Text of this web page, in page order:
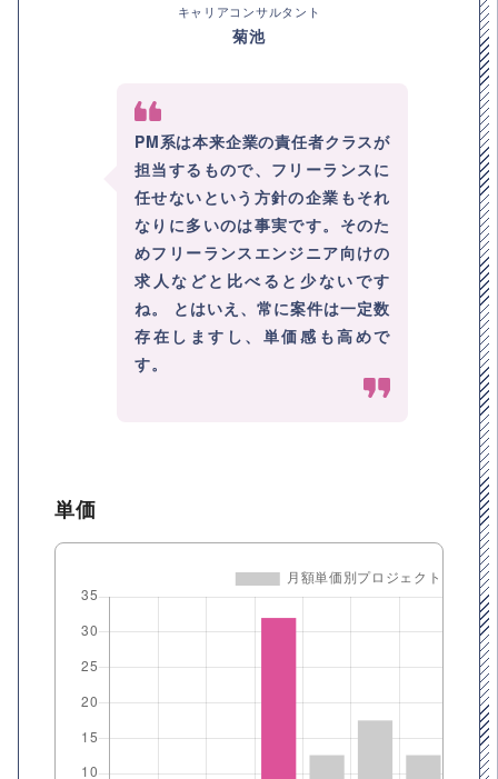
キャリアコンサルタント
菊池
PM系は本来企業の責任者クラスが
担当するもので、フリーランスに
任せないという方針の企業もそれ
なりに多いのは事実です。そのた
めフリーランスエンジニア向けの
求人などと比べると少ないです
ね。 とはいえ、常に案件は一定数
存在しますし、単価感も高めで
す。
単価